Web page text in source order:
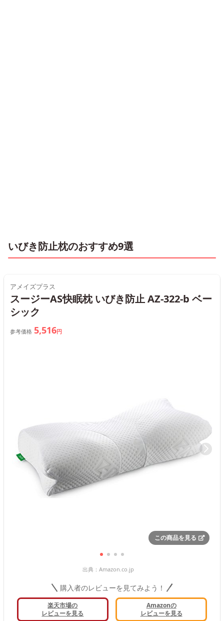
いびき防止枕のおすすめ9選
アメイズプラス
スージーAS快眠枕 いびき防止 AZ-322-b ベー
シック
参考価格 5,516円
この商品を見る
出典： Amazon.co.jp
購入者のレビューを見てみよう！
楽天市場の
レビューを見る
Amazonの
レビューを見る